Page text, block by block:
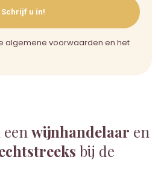
wijnhandelaar en
bij de
Schrijf u in!
algemene voorwaarden en het